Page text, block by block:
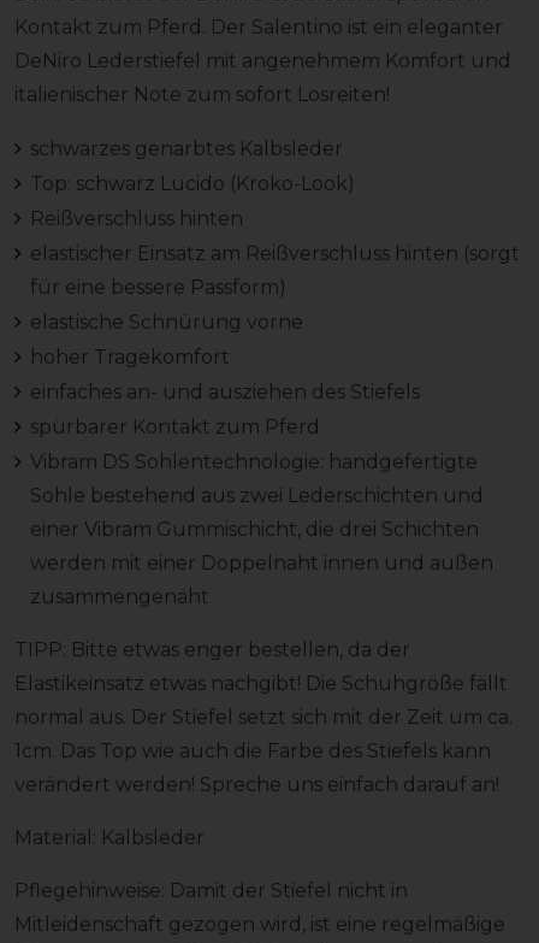
Kontakt zum Pferd. Der Salentino ist ein eleganter
DeNiro Lederstiefel mit angenehmem Komfort und
italienischer Note zum sofort Losreiten!
schwarzes genarbtes Kalbsleder
Top: schwarz Lucido (Kroko-Look)
Reißverschluss hinten
elastischer Einsatz am Reißverschluss hinten (sorgt
für eine bessere Passform)
elastische Schnürung vorne
hoher Tragekomfort
einfaches an- und ausziehen des Stiefels
spürbarer Kontakt zum Pferd
Vibram DS Sohlentechnologie: handgefertigte
Sohle bestehend aus zwei Lederschichten und
einer Vibram Gummischicht, die drei Schichten
werden mit einer Doppelnaht innen und außen
zusammengenäht
TIPP: Bitte etwas enger bestellen, da der
Elastikeinsatz etwas nachgibt! Die Schuhgröße fällt
normal aus. Der Stiefel setzt sich mit der Zeit um ca.
1cm. Das Top wie auch die Farbe des Stiefels kann
verändert werden! Spreche uns einfach darauf an!
Material: Kalbsleder
Pflegehinweise: Damit der Stiefel nicht in
Mitleidenschaft gezogen wird, ist eine regelmäßige